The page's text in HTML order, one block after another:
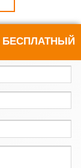
БЕСПЛАТНЫЙ